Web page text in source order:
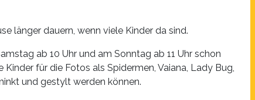
länger dauern, wenn viele Kinder da sind.
ab 10 Uhr und am Sonntag ab 11 Uhr schon
für die Fotos als Spidermen, Vaiana, Lady Bug,
und gestylt werden können.